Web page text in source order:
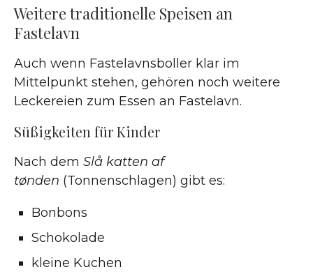
Weitere traditionelle Speisen an
Fastelavn
Auch wenn Fastelavnsboller klar im
Mittelpunkt stehen, gehören noch weitere
Leckereien zum Essen an Fastelavn.
Süßigkeiten für Kinder
Nach dem Slå katten af
tønden (Tonnenschlagen) gibt es:
Bonbons
Schokolade
kleine Kuchen